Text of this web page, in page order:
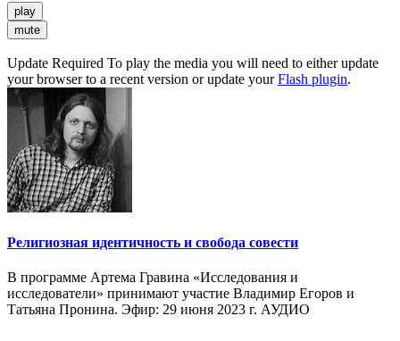
play
mute
Update Required To play the media you will need to either update
your browser to a recent version or update yourFlash plugin.
Религиозная идентичность и свобода совести
В программе Артема Гравина «Исследования и
исследователи» принимают участие Владимир Егоров и
Татьяна Пронина. Эфир: 29 июня 2023 г. АУДИО